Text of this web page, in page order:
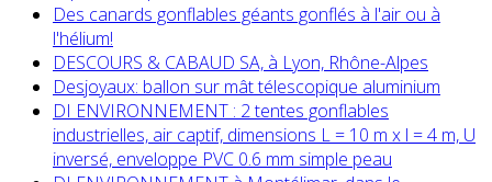
Des canards gonflables géants gonflés à l'air ou à
l'hélium!
DESCOURS & CABAUD SA, à Lyon, Rhône-Alpes
Desjoyaux: ballon sur mât télescopique aluminium
DI ENVIRONNEMENT : 2 tentes gonflables
industrielles, air captif, dimensions L = 10 m x l = 4 m, U
inversé, enveloppe PVC 0.6 mm simple peau